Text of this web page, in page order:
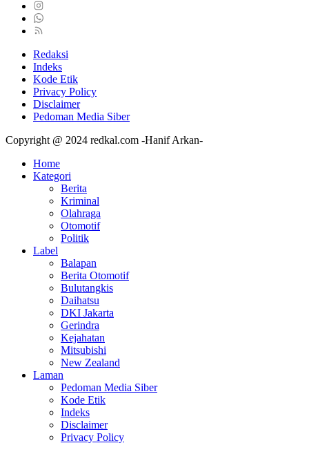
Redaksi
Indeks
Kode Etik
Privacy Policy
Disclaimer
Pedoman Media Siber
Copyright @ 2024 redkal.com -Hanif Arkan-
Home
Kategori
Berita
Kriminal
Olahraga
Otomotif
Politik
Label
Balapan
Berita Otomotif
Bulutangkis
Daihatsu
DKI Jakarta
Gerindra
Kejahatan
Mitsubishi
New Zealand
Laman
Pedoman Media Siber
Kode Etik
Indeks
Disclaimer
Privacy Policy